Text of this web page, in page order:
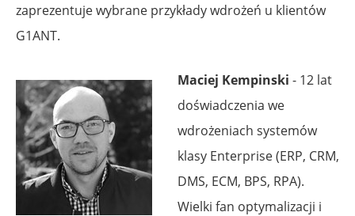
zaprezentuje wybrane przykłady wdrożeń u klientów
G1ANT.
Maciej Kempinski - 12 lat
doświadczenia we
wdrożeniach systemów
klasy Enterprise (ERP, CRM,
DMS, ECM, BPS, RPA).
Wielki fan optymalizacji i